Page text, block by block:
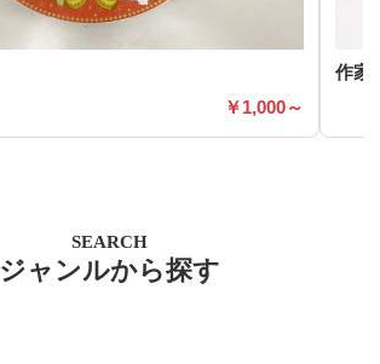
1,000～
作家
SEARCH
ジャンルから探す